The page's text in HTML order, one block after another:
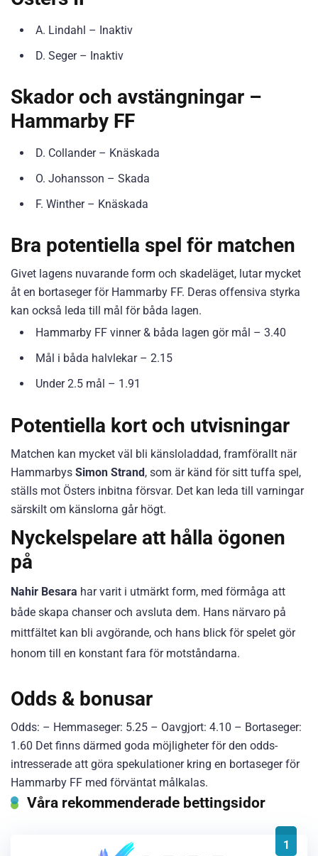
A. Lindahl – Inaktiv
D. Seger – Inaktiv
Skador och avstängningar –
Hammarby FF
D. Collander – Knäskada
O. Johansson – Skada
F. Winther – Knäskada
Bra potentiella spel för matchen
Givet lagens nuvarande form och skadeläget, lutar mycket
åt en bortaseger för Hammarby FF. Deras offensiva styrka
kan också leda till mål för båda lagen.
Hammarby FF vinner & båda lagen gör mål – 3.40
Mål i båda halvlekar – 2.15
Under 2.5 mål – 1.91
Potentiella kort och utvisningar
Matchen kan mycket väl bli känsloladdad, framförallt när
Hammarbys Simon Strand, som är känd för sitt tuffa spel,
ställs mot Östers inbitna försvar. Det kan leda till varningar
särskilt om känslorna går högt.
Nyckelspelare att hålla ögonen
på
Nahir Besara har varit i utmärkt form, med förmåga att
både skapa chanser och avsluta dem. Hans närvaro på
mittfältet kan bli avgörande, och hans blick för spelet gör
honom till en konstant fara för motståndarna.
Odds & bonusar
Odds: – Hemmaseger: 5.25 – Oavgjort: 4.10 – Bortaseger:
1.60 Det finns därmed goda möjligheter för den odds-
intresserade att göra spekulationer kring en bortaseger för
Hammarby FF med förväntat målkalas.
Våra rekommenderade bettingsidor
1